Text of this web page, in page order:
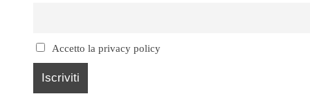
Accetto la privacy policy